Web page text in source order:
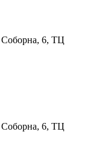
Соборна, 6, ТЦ
Соборна, 6, ТЦ